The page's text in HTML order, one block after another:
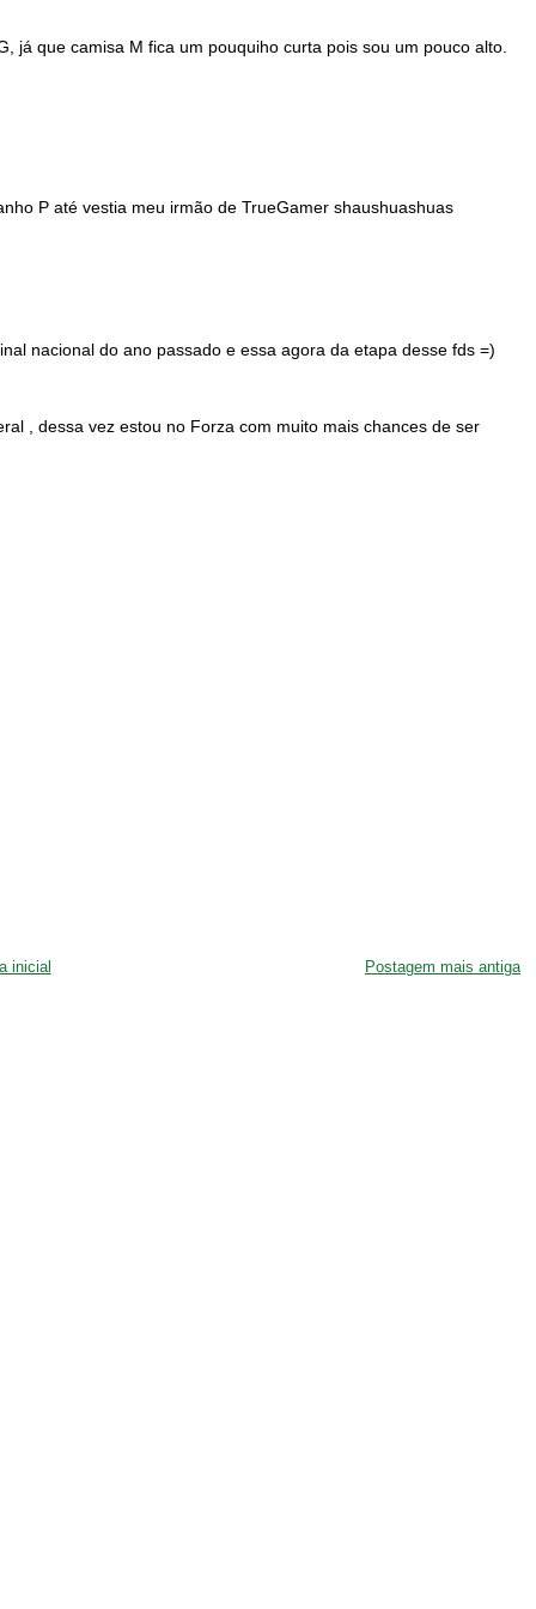
já que camisa M fica um pouquiho curta pois sou um pouco alto.
P até vestia meu irmão de TrueGamer shaushuashuas
nacional do ano passado e essa agora da etapa desse fds =)
, dessa vez estou no Forza com muito mais chances de ser
Postagem mais antiga
inicial